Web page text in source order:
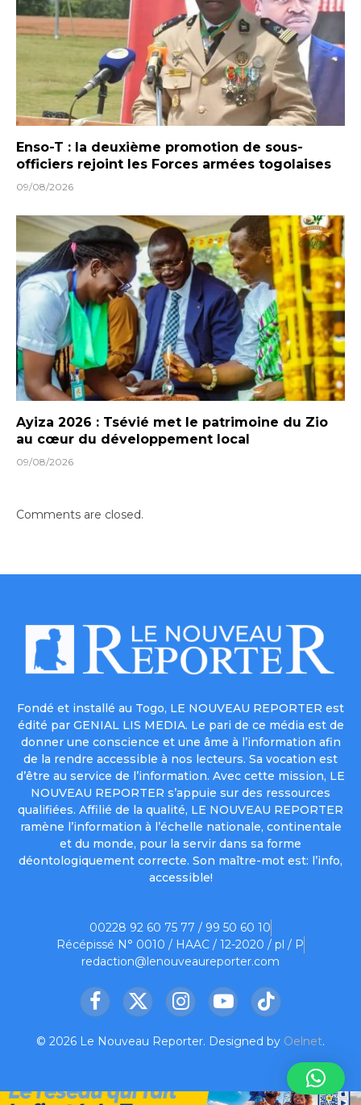
Enso-T : la deuxième promotion de sous-
officiers rejoint les Forces armées togolaises
09/08/2026
Ayiza 2026 : Tsévié met le patrimoine du Zio
au cœur du développement local
09/08/2026
Comments are closed.
Fondé et installé au Togo, LE NOUVEAU REPORTER est
édité par GENIAL LIS MEDIA. Le pari de ce média est de
donner une conscience et une âme à l’information afin
de la rendre accessible à nos lecteurs. Sa vocation est
d’être au service de l’information. Avec cette mission, LE
NOUVEAU REPORTER s’appuie sur des ressources
qualifiées. Affilié de la qualité, LE NOUVEAU REPORTER
ramène l’information à l’échelle nationale, continentale
et du monde, pour la servir dans sa forme
déontologiquement correcte. Son maître-mot est: l’info,
accessible!
00228 92 60 75 77 / 99 50 60 10
Récépissé N° 0010 / HAAC / 12-2020 / pl / P
redaction@lenouveaureporter.com
Facebook
X
InstagramYouTubeTikTok
© 2026 Le Nouveau Reporter. Designed by Oelnet.